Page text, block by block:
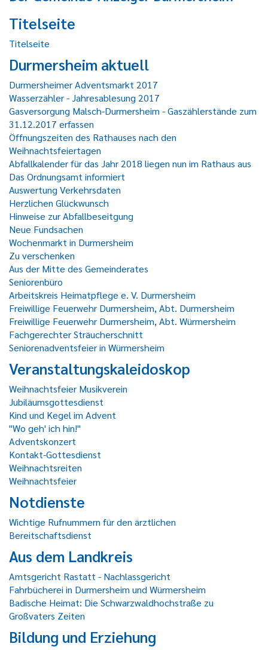
Titelseite
Titelseite
Durmersheim aktuell
Durmersheimer Adventsmarkt 2017
Wasserzähler - Jahresablesung 2017
Gasversorgung Malsch-Durmersheim - Gaszählerstände zum
31.12.2017 erfassen
Öffnungszeiten des Rathauses nach den
Weihnachtsfeiertagen
Abfallkalender für das Jahr 2018 liegen nun im Rathaus aus
Das Ordnungsamt informiert
Auswertung Verkehrsdaten
Herzlichen Glückwunsch
Hinweise zur Abfallbeseitgung
Neue Fundsachen
Wochenmarkt in Durmersheim
Zu verschenken
Aus der Mitte des Gemeinderates
Seniorenbüro
Arbeitskreis Heimatpflege e. V. Durmersheim
Freiwillige Feuerwehr Durmersheim, Abt. Durmersheim
Freiwillige Feuerwehr Durmersheim, Abt. Würmersheim
Fachgerechter Sträucherschnitt
Seniorenadventsfeier in Würmersheim
Veranstaltungskaleidoskop
Weihnachtsfeier Musikverein
Jubiläumsgottesdienst
Kind und Kegel im Advent
"Wo geh' ich hin!"
Adventskonzert
Kontakt-Gottesdienst
Weihnachtsreiten
Weihnachtsfeier
Notdienste
Wichtige Rufnummern für den ärztlichen
Bereitschaftsdienst
Aus dem Landkreis
Amtsgericht Rastatt - Nachlassgericht
Fahrbücherei in Durmersheim und Würmersheim
Badische Heimat: Die Schwarzwaldhochstraße zu
Großvaters Zeiten
Bildung und Erziehung